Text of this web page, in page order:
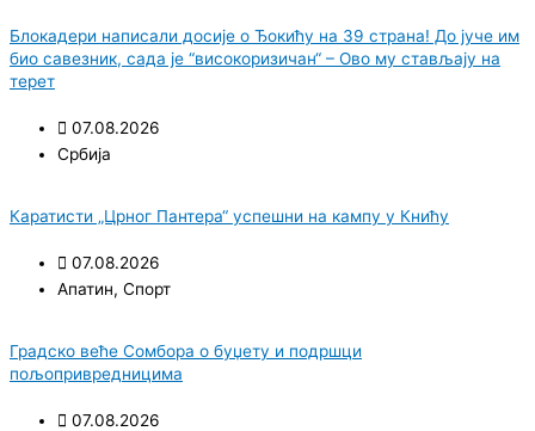
Блокадери написали досије о Ђокићу на 39 страна! До јуче им
био савезник, сада је “високоризичан“ – Ово му стављају на
терет
07.08.2026
Србија
Каратисти „Црног Пантера“ успешни на кампу у Книћу
07.08.2026
Апатин, Спорт
Градско веће Сомбора о буџету и подршци
пољопривредницима
07.08.2026